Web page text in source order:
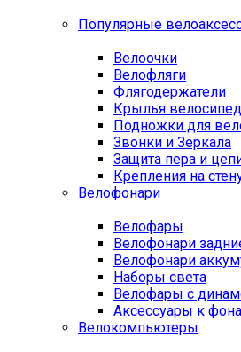
Популярные
Велоочки
Велофляги
Флягодержатели
Крылья
Подножки для
Звонки и Зеркала
Защита пера и
Крепления на
Велофонари
Велофары
Велофонари
Велофонари
Наборы света
Велофары с
Аксессуары к
Велокомпьютеры